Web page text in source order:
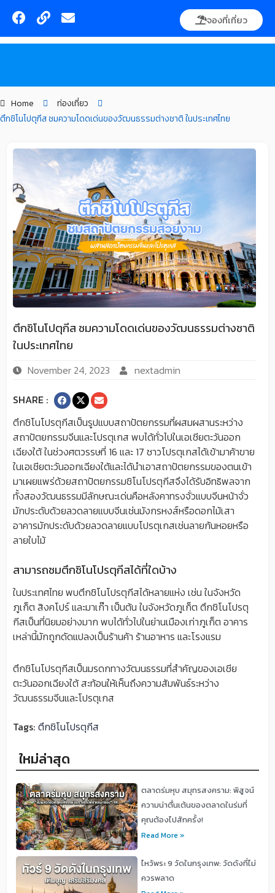
content
F
a
c
o
o
k
L
i
n
E
v
o
p
e
จองที่เที่ยว
Home
ท่องเที่ยว
ตึกชิโนโปตุกีส ชมความโดดเด่นของวัฒนธรรมต่างชาติ ในประเทศไทย
ตึกชิโนโปตุกีส ชมความโดดเด่นของวัฒนธรรมต่างชาติ
ในประเทศไทย
November 24, 2023
nextadmin
SHARE :
ตึกชิโนโปรตุกีสเป็นรูปแบบสถาปัตยกรรมที่ผสมผสานระหว่าง
สถาปัตยกรรมจีนและโปรตุเกส พบได้ทั่วไปในเอเชียตะวันออก
เฉียงใต้ ในช่วงศตวรรษที่ 16 และ 17 ชาวโปรตุเกสได้เข้ามาค้าขาย
ในเอเชียตะวันออกเฉียงใต้และได้นำเอาสถาปัตยกรรมของตนเข้า
มาเผยแพร่ด้วยสถาปัตยกรรมชิโนโปรตุกีสจึงได้รับอิทธิพลจาก
ทั้งสองวัฒนธรรมมีลักษณะเด่นคือหลังคาทรงจั่วแบบจีนหน้าจั่ว
มักประดับด้วยลวดลายแบบจีนเช่นมังกรหงส์หรือดอกไม้เสา
อาคารมักประดับด้วยลวดลายแบบโปรตุเกสเช่นลายก้นหอยหรือ
ลายใบไม้
สามารถชมตึกชิโนโปรตุกีสได้ที่ใดบ้าง
ในประเทศไทย พบตึกชิโนโปรตุกีสได้หลายแห่ง เช่น ในจังหวัด
ภูเก็ต สิงคโปร์ และมาเก๊า เป็นต้น ในจังหวัดภูเก็ต ตึกชิโนโปรตุ
กีสเป็นที่นิยมอย่างมาก พบได้ทั่วไปในย่านเมืองเก่าภูเก็ต อาคาร
เหล่านี้มักถูกดัดแปลงเป็นร้านค้า ร้านอาหาร และโรงแรม
ตึกชิโนโปรตุกีสเป็นมรดกทางวัฒนธรรมที่สำคัญของเอเชีย
ตะวันออกเฉียงใต้ สะท้อนให้เห็นถึงความสัมพันธ์ระหว่าง
วัฒนธรรมจีนและโปรตุเกส
Tags: ตึกชิโนโปรตุกีส
ใหม่ล่าสุด
ตลาดร่มหุบ สมุทรสงคราม: พิสูจน์
ความน่าตื่นเต้นของตลาดในร่มที่
คุณต้องไปสักครั้ง!
Read More »
ไหว้พระ 9 วัดในกรุงเทพ: วัดดังที่ไม่
ควรพลาด